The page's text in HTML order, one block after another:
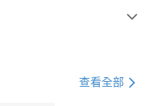
查看全部